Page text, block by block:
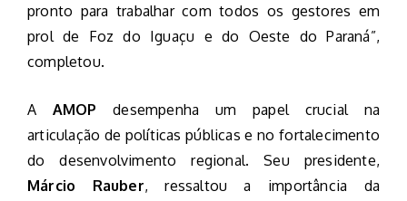
pronto para trabalhar com todos os gestores em
prol de Foz do Iguaçu e do Oeste do Paraná”,
completou.
A AMOP desempenha um papel crucial na
articulação de políticas públicas e no fortalecimento
do desenvolvimento regional. Seu presidente,
Márcio Rauber, ressaltou a importância da